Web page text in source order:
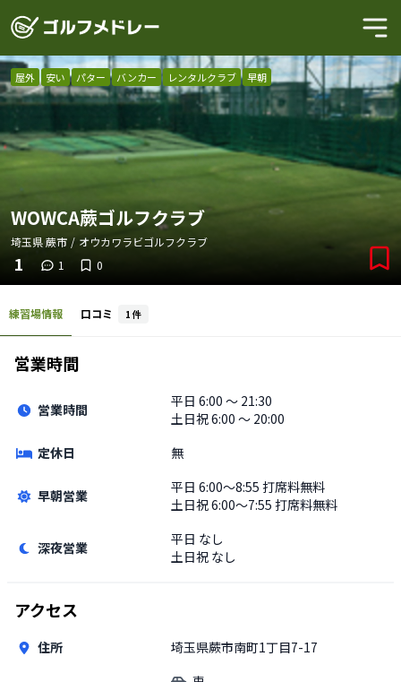
屋外 安い パター バンカー レンタルクラブ 早朝
WOWCA蕨ゴルフクラブ
埼玉県蕨市 / オウカワラビゴルフクラブ
1 1 0
練習場情報 口コミ 1 件
営業時間
営業時間 平日 6:00 〜 21:30
土日祝6:00 〜 20:00
定休日
無
早朝営業 平日 6:00〜8:55 打席料無料
土日祝6:00〜7:55 打席料無料
深夜営業 平日 なし
土日祝 なし
アクセス
住所 埼玉県蕨市南町1丁目7-17